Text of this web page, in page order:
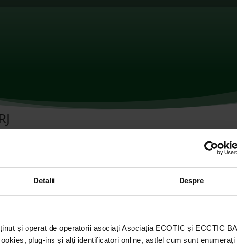
Detalii Despre
și operat de operatorii asociați Asociația ECOTIC și ECOTIC
plug-ins și alți identificatori online, astfel cum sunt enumerați